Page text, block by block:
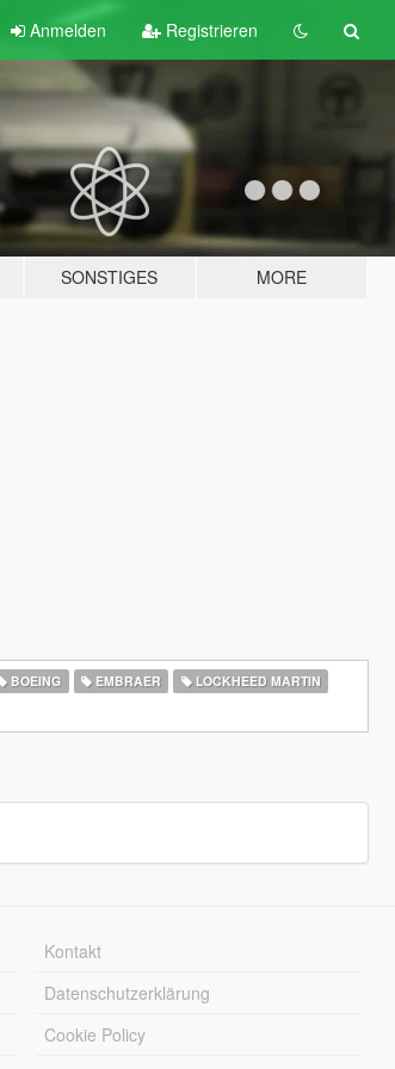
Anmelden Registrieren
SONSTIGES MORE
BOEING EMBRAER
LOCKHEED MARTIN
Kontakt
Datenschutzerklärung
Cookie Policy